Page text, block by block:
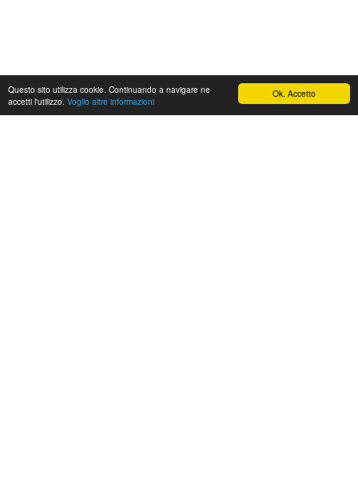
Ok. Accetto
Questo sito utilizza cookie. Continuando a navigare ne
accetti l'utilizzo. Voglio altre informazioni